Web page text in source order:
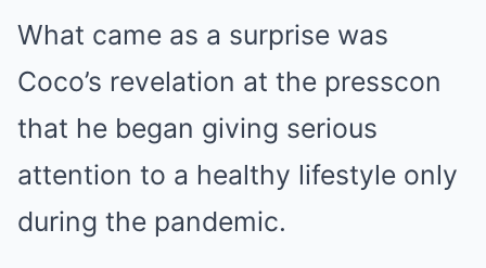
What came as a surprise was
Coco’s revelation at the presscon
that he began giving serious
attention to a healthy lifestyle only
during the pandemic.